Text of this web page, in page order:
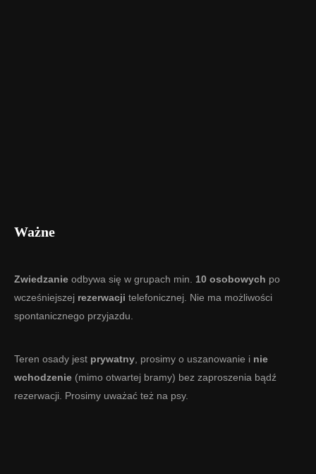
Ważne
Zwiedzanie odbywa się w grupach min. 10 osobowych po
wcześniejszej rezerwacji telefonicznej. Nie ma możliwości
spontanicznego przyjazdu.
Teren osady jest prywatny, prosimy o uszanowanie i nie
wchodzenie (mimo otwartej bramy) bez zaproszenia bądź
rezerwacji. Prosimy uważać też na psy.